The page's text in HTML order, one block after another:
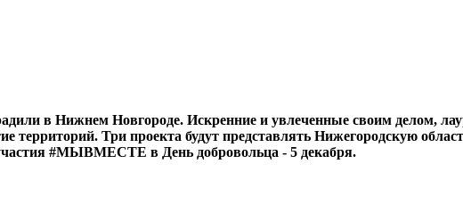
в Нижнем Новгороде. Искренние и увлеченные своим делом,
территорий. Три проекта будут представлять Нижегородскую
#МЫВМЕСТЕ в День добровольца - 5 декабря.